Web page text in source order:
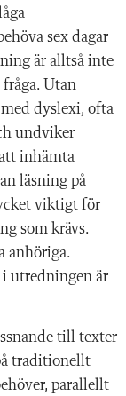
sex dagar
är alltså inte
fråga. Utan
dyslexi, ofta
undviker
inhämta
läsning på
viktigt för
som krävs.
anhöriga.
i utredningen är
till texter
traditionellt
parallellt